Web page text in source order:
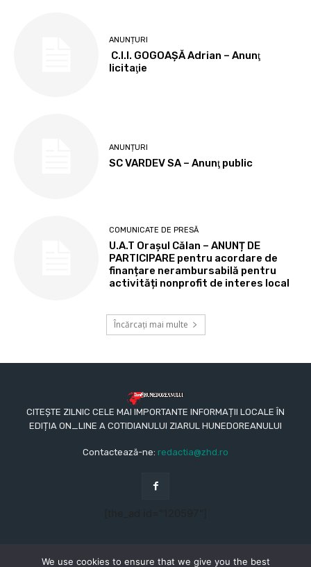
ANUNȚURI
C.I.I. GOGOAŞĂ Adrian – Anunţ
licitaţie
ANUNȚURI
SC VARDEV SA – Anunţ public
COMUNICATE DE PRESĂ
U.A.T Orașul Călan – ANUNȚ DE
PARTICIPARE pentru acordare de
finanțare nerambursabilă pentru
activități nonprofit de interes local
Încărcați mai multe
CITEȘTE ZILNIC CELE MAI IMPORTANTE INFORMAȚII LOCALE ÎN
EDIȚIA ON_LINE A COTIDIANULUI ZIARUL HUNEDOREANULUI
Contactează-ne: redactia@zhd.ro
We use cookies to ensure that we give you the best